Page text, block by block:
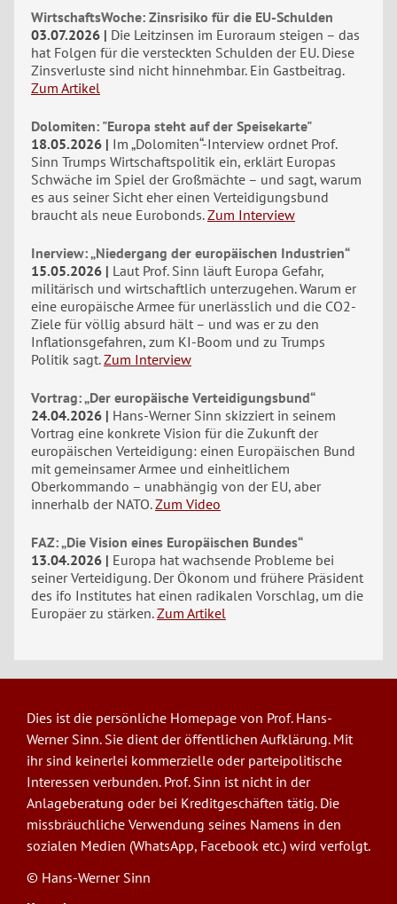
WirtschaftsWoche: Zinsrisiko für die EU-Schulden
03.07.2026
Die Leitzinsen im Euroraum steigen – das
hat Folgen für die versteckten Schulden der EU. Diese
Zinsverluste sind nicht hinnehmbar. Ein Gastbeitrag.
Zum Artikel
Dolomiten: "Europa steht auf der Speisekarte"
18.05.2026
Im „Dolomiten“-Interview ordnet Prof.
Sinn Trumps Wirtschaftspolitik ein, erklärt Europas
Schwäche im Spiel der Großmächte – und sagt, warum
es aus seiner Sicht eher einen Verteidigungsbund
braucht als neue Eurobonds. Zum Interview
Inerview: „Niedergang der europäischen Industrien“
15.05.2026
Laut Prof. Sinn läuft Europa Gefahr,
militärisch und wirtschaftlich unterzugehen. Warum er
eine europäische Armee für unerlässlich und die CO2-
Ziele für völlig absurd hält – und was er zu den
Inflationsgefahren, zum KI-Boom und zu Trumps
Politik sagt. Zum Interview
Vortrag: „Der europäische Verteidigungsbund“
24.04.2026
Hans-Werner Sinn skizziert in seinem
Vortrag eine konkrete Vision für die Zukunft der
europäischen Verteidigung: einen Europäischen Bund
mit gemeinsamer Armee und einheitlichem
Oberkommando – unabhängig von der EU, aber
innerhalb der NATO. Zum Video
FAZ: „Die Vision eines Europäischen Bundes“
13.04.2026
Europa hat wachsende Probleme bei
seiner Verteidigung. Der Ökonom und frühere Präsident
des ifo Institutes hat einen radikalen Vorschlag, um die
Europäer zu stärken. Zum Artikel
Dies ist die persönliche Homepage von Prof. Hans-
Werner Sinn. Sie dient der öffentlichen Aufklärung. Mit
ihr sind keinerlei kommerzielle oder parteipolitische
Interessen verbunden. Prof. Sinn ist nicht in der
Anlageberatung oder bei Kreditgeschäften tätig. Die
missbräuchliche Verwendung seines Namens in den
sozialen Medien (WhatsApp, Facebook etc.) wird verfolgt.
© Hans-Werner Sinn